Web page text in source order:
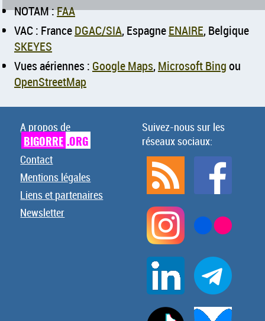
NOTAM :FAA
VAC : FranceDGAC/SIA, EspagneENAIRE, Belgique
SKEYES
Vues aériennes : Google Maps,Microsoft Bingou
OpenStreetMap
A propos de
BIGORRE .ORG
Contact
Mentions légales
Liens et partenaires
Newsletter
Suivez-nous sur les
réseaux sociaux: